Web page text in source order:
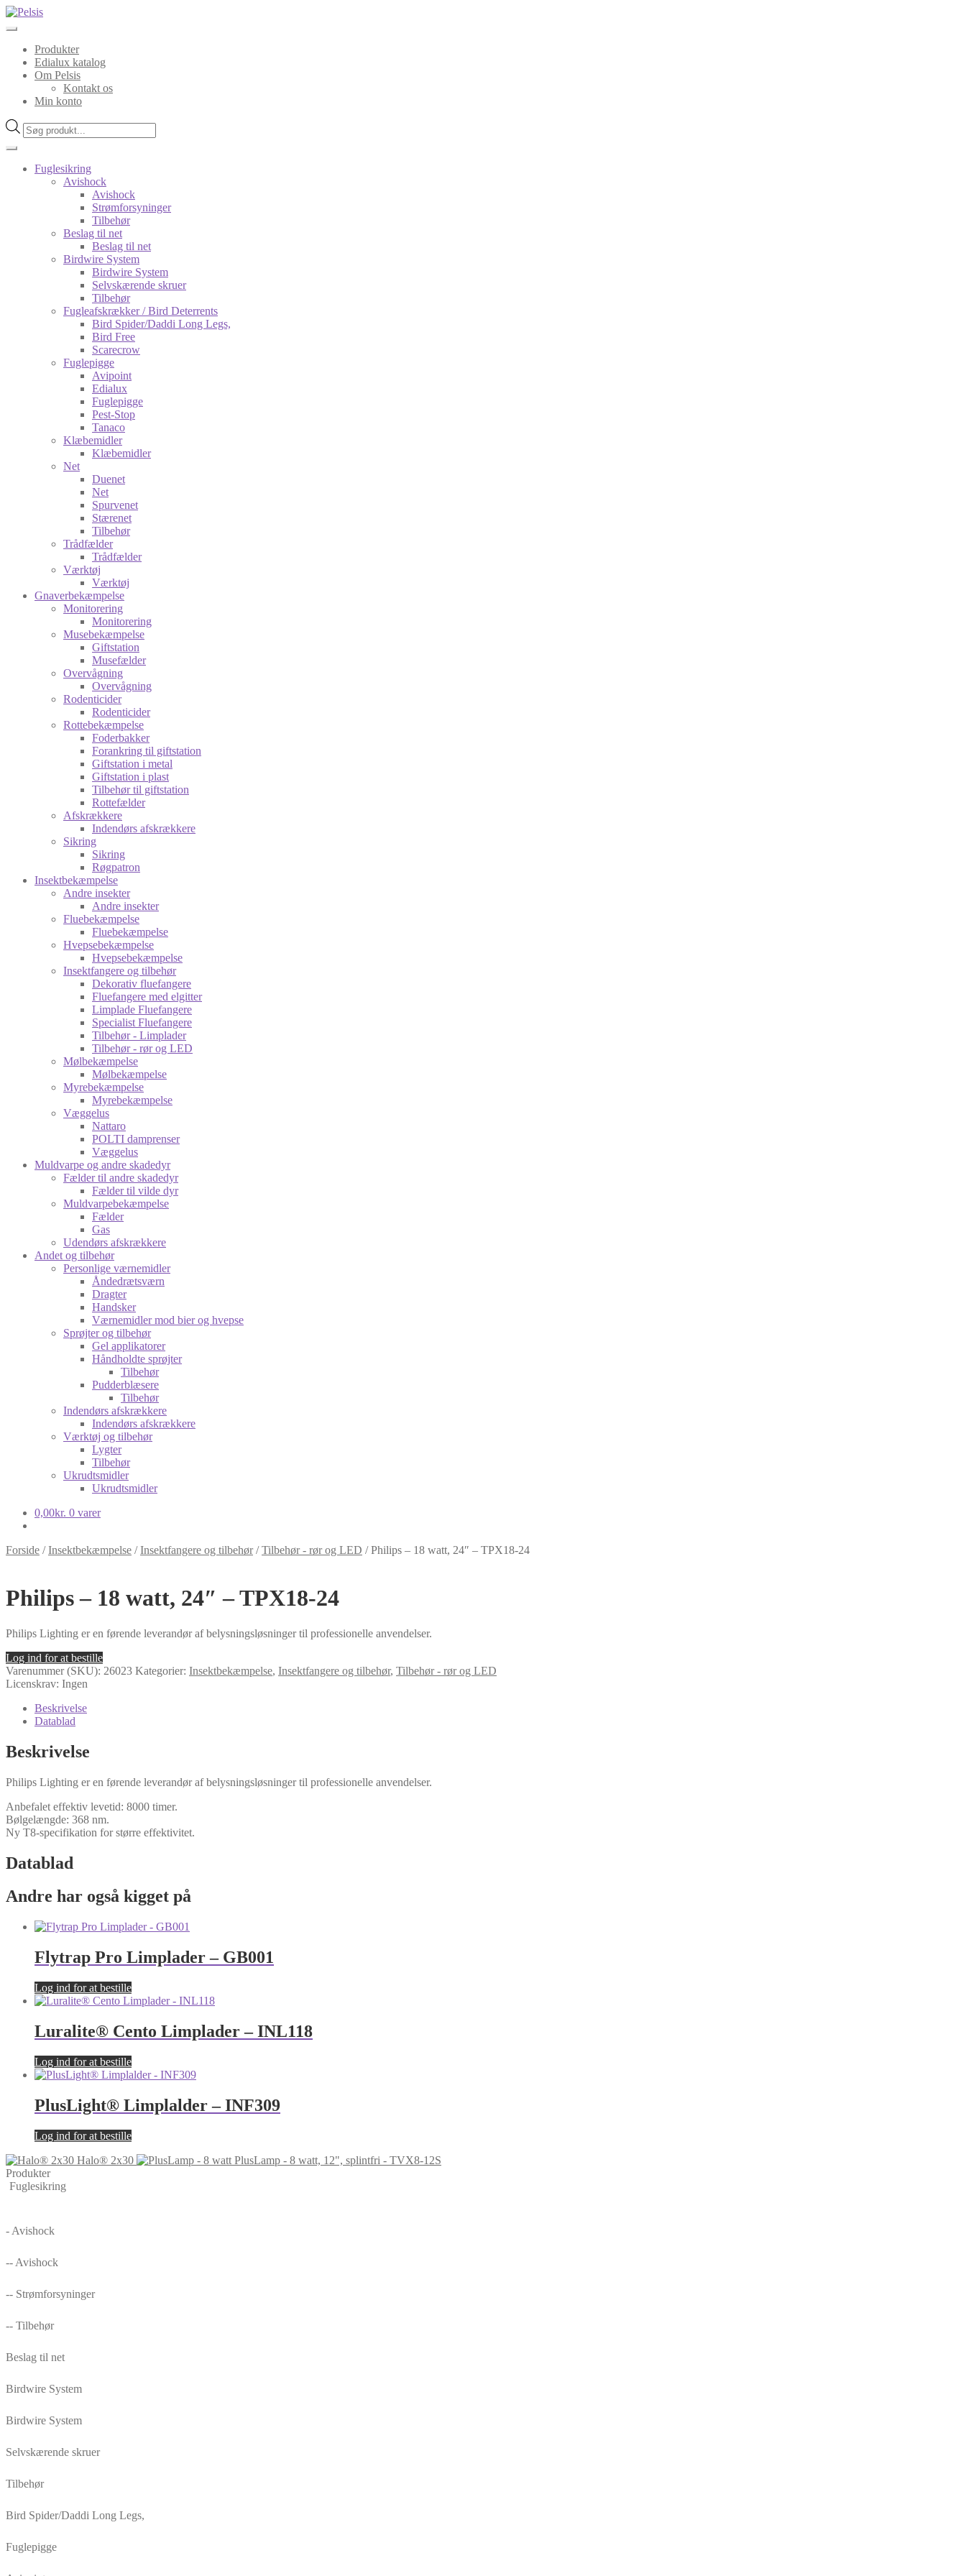
Spring
Spring
Produkter
Edialux katalog
Om Pelsis
Kontakt os
Min konto
Products
search
Fuglesikring
Avishock
Avishock
Strømforsyninger
Tilbehør
Beslag til net
Beslag til net
Birdwire System
Birdwire System
Selvskærende skruer
Tilbehør
Fugleafskrækker / Bird Deterrents
Bird Spider/Daddi Long Legs,
Bird Free
Scarecrow
Fuglepigge
Avipoint
Edialux
Fuglepigge
Pest-Stop
Tanaco
Klæbemidler
Klæbemidler
Net
Duenet
Net
Spurvenet
Stærenet
Tilbehør
Trådfælder
Trådfælder
Værktøj
Værktøj
Gnaverbekæmpelse
Monitorering
Monitorering
Musebekæmpelse
Giftstation
Musefælder
Overvågning
Overvågning
Rodenticider
Rodenticider
Rottebekæmpelse
Foderbakker
Forankring til giftstation
Giftstation i metal
Giftstation i plast
Tilbehør til giftstation
Rottefælder
Afskrækkere
Indendørs afskrækkere
Sikring
Sikring
Røgpatron
Insektbekæmpelse
Andre insekter
Andre insekter
Fluebekæmpelse
Fluebekæmpelse
Hvepsebekæmpelse
Hvepsebekæmpelse
Insektfangere og tilbehør
Dekorativ fluefangere
Fluefangere med elgitter
Limplade Fluefangere
Specialist Fluefangere
Tilbehør - Limplader
Tilbehør - rør og LED
Mølbekæmpelse
Mølbekæmpelse
Myrebekæmpelse
Myrebekæmpelse
Væggelus
Nattaro
POLTI damprenser
Væggelus
Muldvarpe og andre skadedyr
Fælder til andre skadedyr
Fælder til vilde dyr
Muldvarpebekæmpelse
Fælder
Gas
Udendørs afskrækkere
Andet og tilbehør
Personlige værnemidler
Åndedrætsværn
Dragter
Handsker
Værnemidler mod bier og hvepse
Sprøjter og tilbehør
Gel applikatorer
Håndholdte sprøjter
Tilbehør
Pudderblæsere
Tilbehør
Indendørs afskrækkere
Indendørs afskrækkere
Værktøj og tilbehør
Lygter
Tilbehør
Ukrudtsmidler
Ukrudtsmidler
0,00kr. 0 varer
Forside /Insektbekæmpelse /Insektfangere og tilbehør/Tilbehør - rør og LED /Philips – 18 watt, 24″ – TPX18-24
Philips – 18 watt, 24″ – TPX18-24
Philips Lighting er en førende leverandør af belysningsløsninger til professionelle anvendelser.
Log ind for at bestille
Varenummer (SKU): 26023 Kategorier: Insektbekæmpelse, Insektfangere og tilbehør, Tilbehør - rør og LED
Licenskrav: Ingen
Beskrivelse
Datablad
Beskrivelse
Philips Lighting er en førende leverandør af belysningsløsninger til professionelle anvendelser.
Anbefalet effektiv levetid: 8000 timer.
Bølgelængde: 368 nm.
Ny T8-specifikation for større effektivitet.
Datablad
Andre har også kigget på
Flytrap Pro Limplader – GB001
Log ind for at bestille
Luralite® Cento Limplader – INL118
Log ind for at bestille
PlusLight® Limplalder – INF309
Log ind for at bestille
Halo® 2x30
PlusLamp - 8 watt, 12", splintfri - TVX8-12S
Produkter
Fuglesikring
- Avishock
-- Avishock
-- Strømforsyninger
-- Tilbehør
Beslag til net
Birdwire System
Birdwire System
Selvskærende skruer
Tilbehør
Bird Spider/Daddi Long Legs,
Fuglepigge